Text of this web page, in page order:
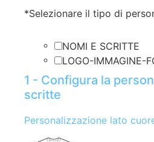
*Selezionare il tipo di
NOMI E SCRITTE
LOGO-IMMAGINE-
1 - Configura la
scritte
Personalizzazione lato